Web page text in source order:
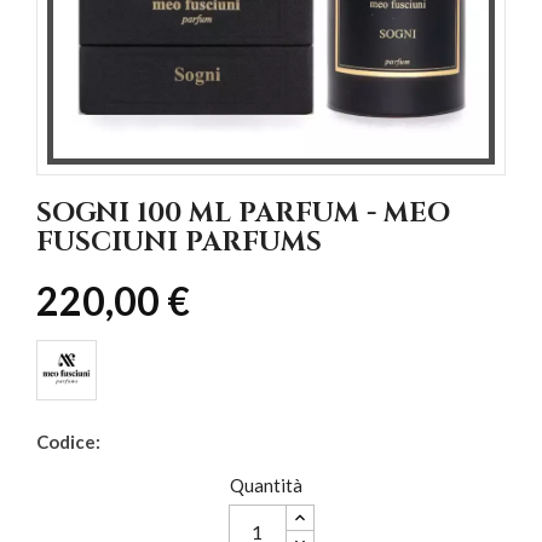
SOGNI 100 ML PARFUM - MEO
FUSCIUNI PARFUMS
220,00 €
Codice:
Quantità